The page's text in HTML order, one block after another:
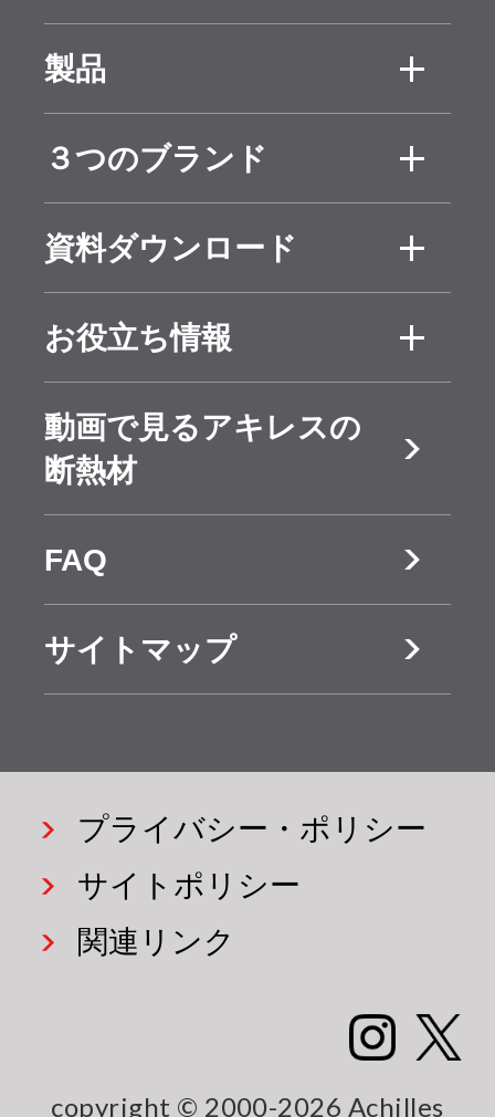
鉄骨造
リフォ
産業資材
用途
外張り断
熱工法
RC打込断
熱工法
RC補
強断熱
工法
後付断熱
工法
屋上断
工法
製品
ジーワン
ボード
キュー
ード
シリー
ボードPE
スボー
アキレス
ボード
ALN
アキレ
ドFR
アキレス
ボード
スボー
ロン
ノンフロ
ス準不
パネル
３つのブランド
ジーワン
ボード
キュー
ワンボ
アキレス
ボード
資料ダウンロード
施工要領
書
製品カタ
ログ
防耐火
お役立ち情報
戸建関連
情報
省エネ
省エネ住
宅の補助
⾦・税
制・金利
快適性
貫流率表
ンク
断熱のお
はなし
動画で見るアキレスの
断熱材
FAQ
サイトマップ
プライバシー・ポリシー
サイトポリシー
関連リンク
copyright © 2000-2026 Achilles